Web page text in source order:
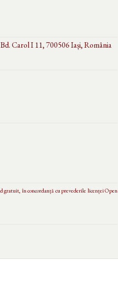
Carol I 11, 700506 Iași, România
în concordanță cu prevederile licenței Open